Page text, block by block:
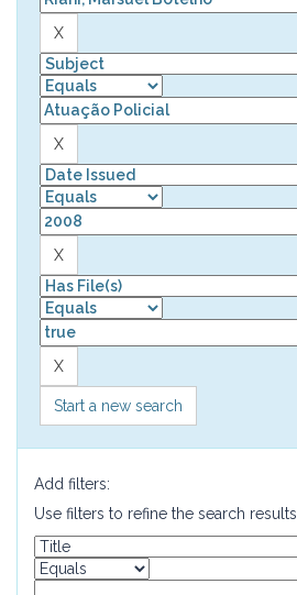
Start a new search
Add filters:
Use filters to refine the search results.